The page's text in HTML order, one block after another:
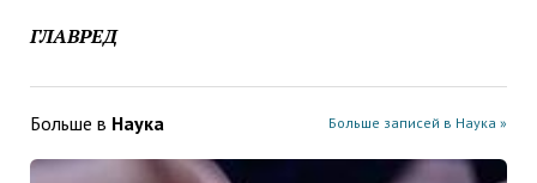
ГЛАВРЕД
Больше в Наука Больше записей в Наука »